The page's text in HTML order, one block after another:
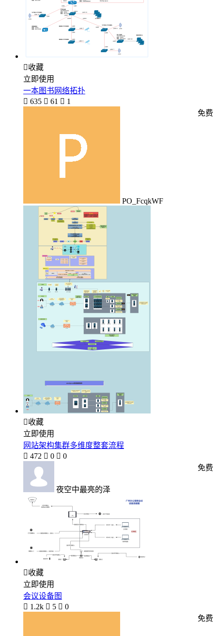
收藏
立即使用
一本图书网络拓扑
 635  61  1
PO_FcqkWF
免费
收藏
立即使用
网站架构集群多维度整套流程
 472  0  0
夜空中最亮的泽
免费
收藏
立即使用
会议设备图
 1.2k  5  0
免费